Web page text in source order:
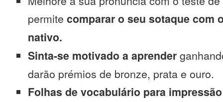
permite comparar o seu sotaque com
nativo.
Sinta-se motivado a aprender
darão prémios de bronze, prata e ouro.
Folhas de vocabulário para impressão